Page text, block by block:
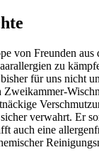
von Freunden aus
zu
für uns nicht
Zweikammer-
verwahrt. Er
auch eine